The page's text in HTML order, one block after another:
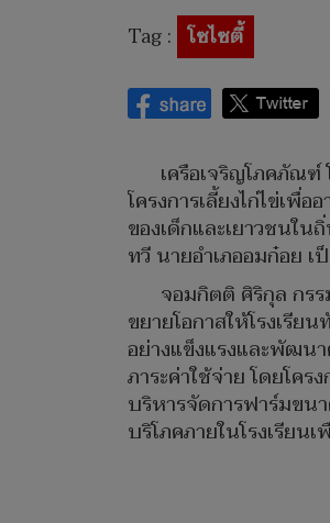
Tag : โซไซตี้
เครือเจริญโภคภัณ
โครงการเลี้ยงไก่ไข่เพื่
ของเด็กและเยาวชนใ
ทวี นายอำเภออมก๋อย
จอมกิตติ ศิริกุล กร
ขยายโอกาสให้โรงเรี
อย่างแข็งแรงและพัฒน
ภาระค่าใช้จ่าย โดยโค
บริหารจัดการฟาร์มขน
บริโภคภายในโรงเรีย